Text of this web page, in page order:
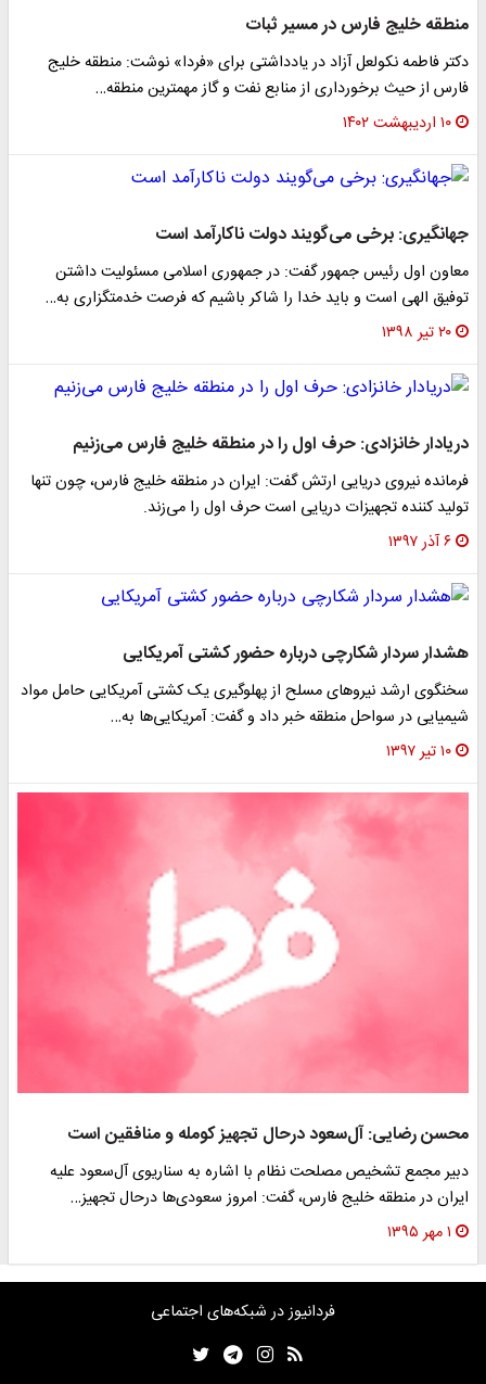
منطقه خلیج فارس در مسیر ثبات
دکتر فاطمه نکولعل آزاد در یادداشتی برای «فردا» نوشت: منطقه خلیج
فارس از حیث برخورداری از منابع نفت و گاز مهمترین منطقه…
۱۰ اردیبهشت ۱۴۰۲
جهانگیری: برخی می‌گویند دولت ناکارآمد است
معاون اول رئیس جمهور گفت: در جمهوری اسلامی مسئولیت داشتن
توفیق الهی است و باید خدا را شاکر باشیم که فرصت خدمتگزاری به…
۲۰ تیر ۱۳۹۸
دریادار خانزادی: حرف اول را در منطقه خلیج فارس می‌زنیم
فرمانده نیروی دریایی ارتش گفت: ایران در منطقه خلیج فارس، چون تنها
تولید کننده تجهیزات دریایی است حرف اول را می‌زند.
۶ آذر ۱۳۹۷
هشدار سردار شکارچی درباره حضور کشتی آمریکایی
سخنگوی ارشد نیرو‌های مسلح از پهلوگیری یک کشتی آمریکایی حامل مواد
شیمیایی در سواحل منطقه خبر داد و گفت: آمریکایی‌ها به…
۱۰ تیر ۱۳۹۷
محسن رضایی: آل‌سعود درحال تجهیز کومله و منافقین است
دبیر مجمع تشخیص مصلحت نظام با اشاره به سناریوی آل‌سعود علیه
ایران در منطقه خلیج فارس، گفت: امروز سعودی‌ها درحال تجهیز…
۱ مهر ۱۳۹۵
فردانیوز در شبکه‌های اجتماعی